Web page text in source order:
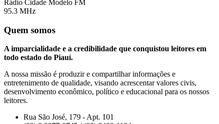
Rádio Cidade Modelo FM
95.3 MHz
Quem somos
A imparcialidade e a credibilidade que conquistou leitores em
todo estado do Piauí.
A nossa missão é produzir e compartilhar informações e
entretenimento de qualidade, visando acrescentar valores civis,
desenvolvimento econômico, político e educacional para os nossos
leitores.
Rua São José, 179 - Apt. 101